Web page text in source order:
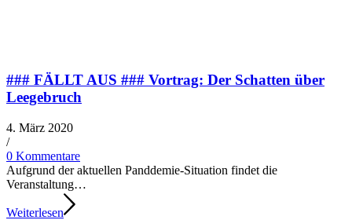
### FÄLLT AUS ### Vortrag: Der Schatten über
Leegebruch
4. März 2020
/​
0 Kommentare
Aufgrund der aktu­el­len Panddemie-Situation fin­det die
Veranstaltung…
Weiterlesen